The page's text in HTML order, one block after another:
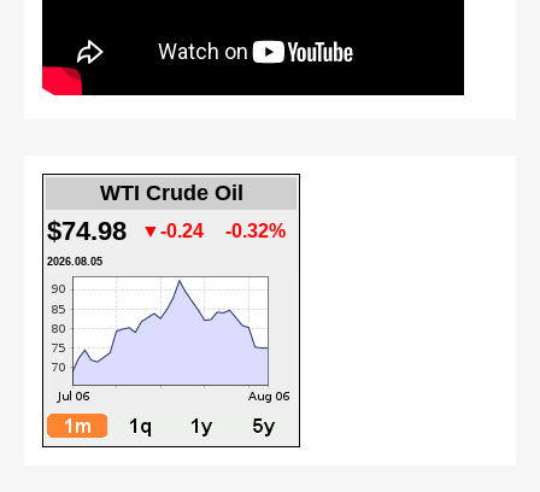
WTI Crude Oil
$74.98 ▼-0.24 -0.32%
2026.08.05